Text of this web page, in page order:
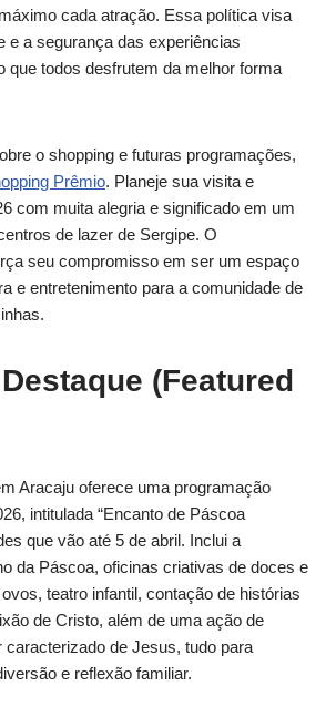
cada atração. Essa política visa
e a segurança das experiências
que todos desfrutem da melhor forma
o shopping e futuras programações,
Prêmio. Planeje sua visita e
com muita alegria e significado em um
de lazer de Sergipe. O
seu compromisso em ser um espaço
e entretenimento para a comunidade de
(Featured
Aracaju oferece uma programação
intitulada “Encanto de Páscoa
que vão até 5 de abril. Inclui a
da Páscoa, oficinas criativas de doces e
teatro infantil, contação de histórias
de Cristo, além de uma ação de
de Jesus, tudo para
e reflexão familiar.